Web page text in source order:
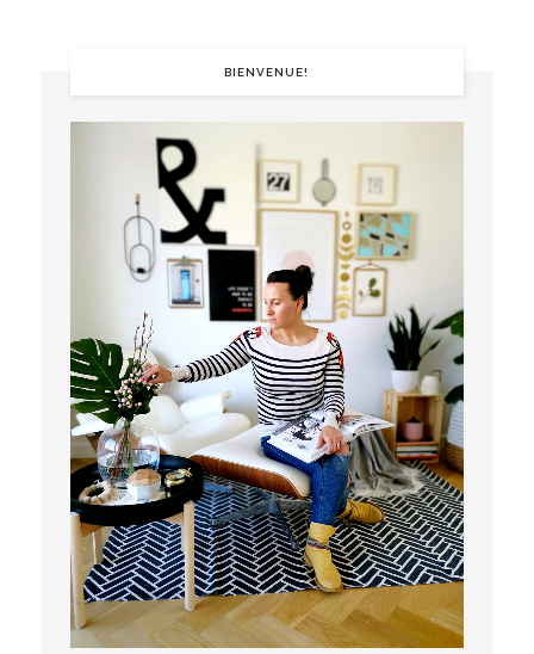
BIENVENUE!